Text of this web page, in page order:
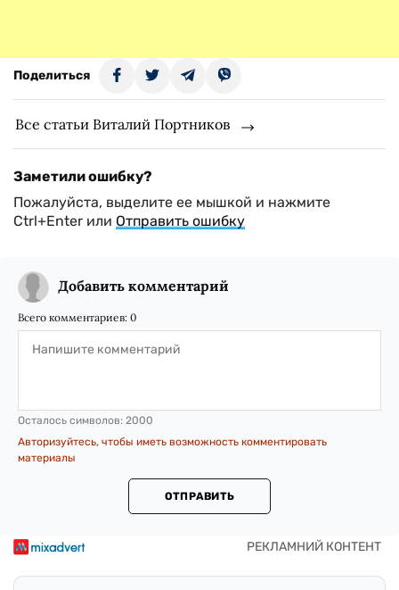
Поделиться
Все статьи Виталий Портников
Заметили ошибку?
Пожалуйста, выделите ее мышкой и нажмите
Ctrl+Enter или Отправить ошибку
Добавить комментарий
Всего комментариев: 0
Осталось символов: 2000
Авторизуйтесь, чтобы иметь возможность комментировать
материалы
ОТПРАВИТЬ